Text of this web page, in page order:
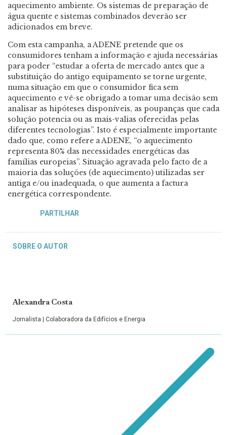
aquecimento ambiente. Os sistemas de preparação de
água quente e sistemas combinados deverão ser
adicionados em breve.
Com esta campanha, a ADENE pretende que os
consumidores tenham a informação e ajuda necessárias
para poder “estudar a oferta de mercado antes que a
substituição do antigo equipamento se torne urgente,
numa situação em que o consumidor fica sem
aquecimento e vê-se obrigado a tomar uma decisão sem
analisar as hipóteses disponíveis, as poupanças que cada
solução potencia ou as mais-valias oferecidas pelas
diferentes tecnologias”. Isto é especialmente importante
dado que, como refere a ADENE, “o aquecimento
representa 80% das necessidades energéticas das
famílias europeias”. Situação agravada pelo facto de a
maioria das soluções (de aquecimento) utilizadas ser
antiga e/ou inadequada, o que aumenta a factura
energética correspondente.
PARTILHAR
SOBRE O AUTOR
Alexandra Costa
Jornalista | Colaboradora da Edifícios e Energia